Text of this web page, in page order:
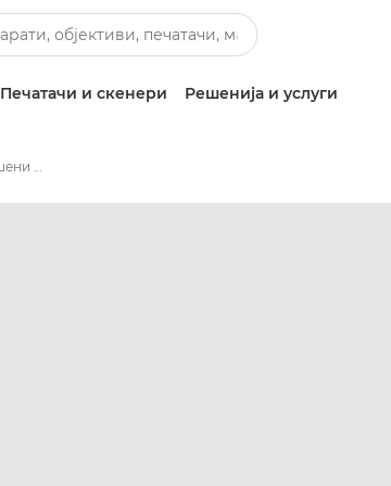
Печатачи и скенери Решенија и услуги
Како да доловите совршени тонови на кожата